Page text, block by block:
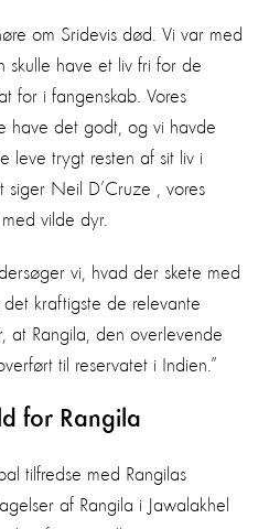
om Sridevis død. Vi var med
skulle have et liv fri for de
for i fangenskab. Vores
have det godt, og vi havde
leve trygt resten af sit liv i
siger Neil D’Cruze , vores
vilde dyr.
vi, hvad der skete med
kraftigste de relevante
at Rangila, den overlevende
til reservatet i Indien.”
for Rangila
tilfredse med Rangilas
af Rangila i Jawalakhel